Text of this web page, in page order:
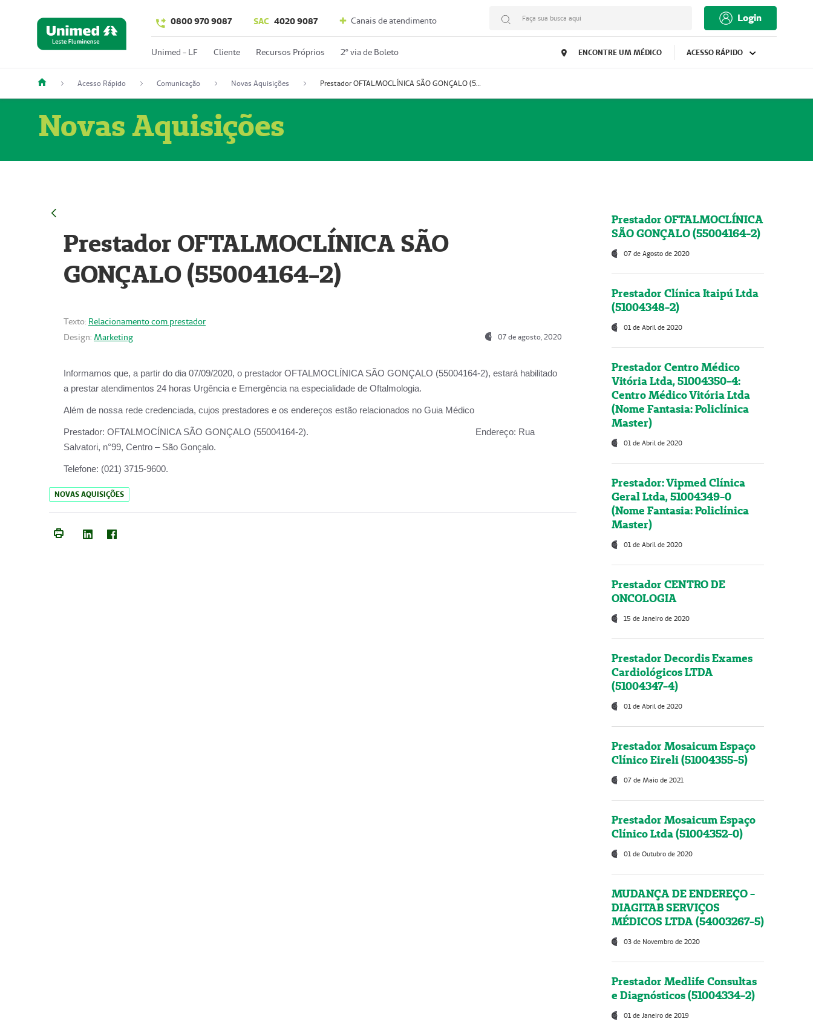
0800 970 9087 SAC 4020 9087 Canais de atendimento Faça sua busca aqui Login
Unimed - LF Cliente Recursos Próprios 2º via de Boleto ENCONTRE UM MÉDICO ACESSO RÁPIDO
Acesso Rápido Comunicação Novas Aquisições Prestador OFTALMOCLÍNICA SÃO GONÇALO (55004164-2)
Novas Aquisições
Prestador OFTALMOCLÍNICA SÃO
GONÇALO (55004164-2)
Texto: Relacionamento com prestador
Design: Marketing 07 de agosto, 2020
Informamos que, a partir do dia 07/09/2020, o prestador OFTALMOCLÍNICA SÃO GONÇALO (55004164-2), estará habilitado
a prestar atendimentos 24 horas Urgência e Emergência na especialidade de Oftalmologia.
Além de nossa rede credenciada, cujos prestadores e os endereços estão relacionados no Guia Médico
Prestador: OFTALMOCÍNICA SÃO GONÇALO (55004164-2). Endereço: Rua
Salvatori, n°99, Centro – São Gonçalo.
Telefone: (021) 3715-9600.
NOVAS AQUISIÇÕES
Prestador OFTALMOCLÍNICA
SÃO GONÇALO (55004164-2)
07 de Agosto de 2020
Prestador Clínica Itaipú Ltda
(51004348-2)
01 de Abril de 2020
Prestador Centro Médico
Vitória Ltda, 51004350-4:
Centro Médico Vitória Ltda
(Nome Fantasia: Policlínica
Master)
01 de Abril de 2020
Prestador: Vipmed Clínica
Geral Ltda, 51004349-0
(Nome Fantasia: Policlínica
Master)
01 de Abril de 2020
Prestador CENTRO DE
ONCOLOGIA
15 de Janeiro de 2020
Prestador Decordis Exames
Cardiológicos LTDA
(51004347-4)
01 de Abril de 2020
Prestador Mosaicum Espaço
Clínico Eireli (51004355-5)
07 de Maio de 2021
Prestador Mosaicum Espaço
Clínico Ltda (51004352-0)
01 de Outubro de 2020
MUDANÇA DE ENDEREÇO -
DIAGITAB SERVIÇOS
MÉDICOS LTDA (54003267-5)
03 de Novembro de 2020
Prestador Medlife Consultas
e Diagnósticos (51004334-2)
01 de Janeiro de 2019